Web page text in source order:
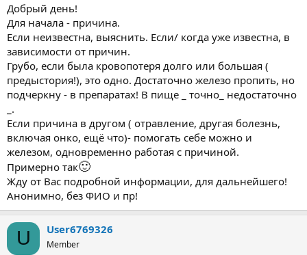
Добрый день!
Для начала - причина.
Если неизвестна, выяснить. Если/ когда уже известна, в
зависимости от причин.
Грубо, если была кровопотеря долго или большая (
предыстория!), это одно. Достаточно железо пропить, но
подчеркну - в препаратах! В пище _ точно_ недостаточно
_.
Если причина в другом ( отравление, другая болезнь,
включая онко, ещё что)- помогать себе можно и
железом, одновременно работая с причиной.
Примерно так🙂
Жду от Вас подробной информации, для дальнейшего!
Анонимно, без ФИО и пр!
U User6769326
Member